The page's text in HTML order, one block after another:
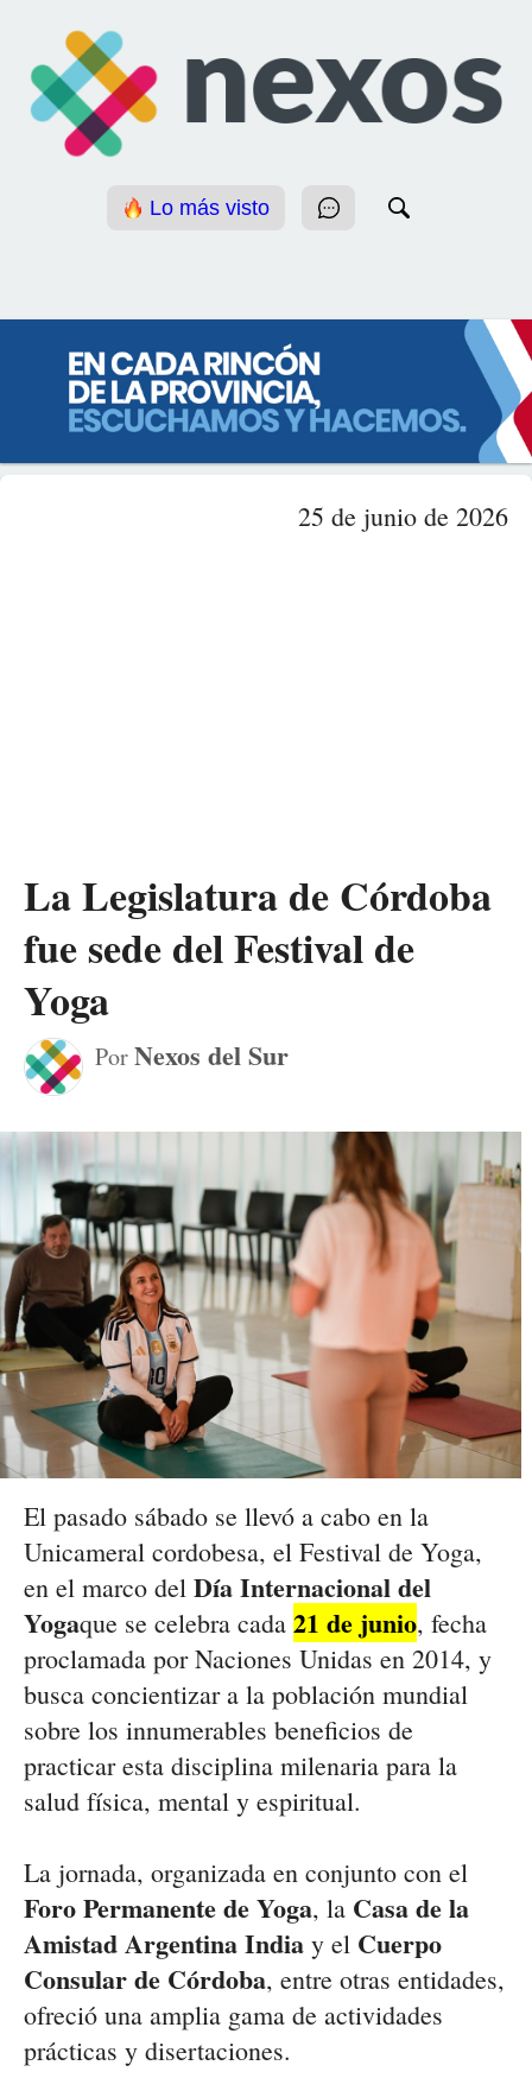
Lo más visto
25 de junio de 2026
La Legislatura de Córdoba
fue sede del Festival de
Yoga
PorNexos del Sur
El pasado sábado se llevó a cabo en la
Unicameral cordobesa, el Festival de Yoga,
en el marco del Día Internacional del
Yogaque se celebra cada 21 de junio, fecha
proclamada por Naciones Unidas en 2014, y
busca concientizar a la población mundial
sobre los innumerables beneficios de
practicar esta disciplina milenaria para la
salud física, mental y espiritual.
La jornada, organizada en conjunto con el
Foro Permanente de Yoga, la Casa de la
Amistad Argentina India y el Cuerpo
Consular de Córdoba, entre otras entidades,
ofreció una amplia gama de actividades
prácticas y disertaciones.